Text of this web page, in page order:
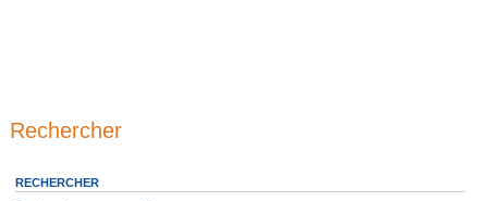
Rechercher
RECHERCHER